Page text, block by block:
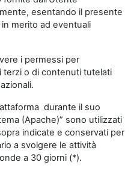
esentando il presente
merito ad eventuali
i permessi per
terzi o di contenuti tutelati
durante il suo
(Apache)” sono utilizzati
indicate e conservati per
a svolgere le attività
a 30 giorni (*).